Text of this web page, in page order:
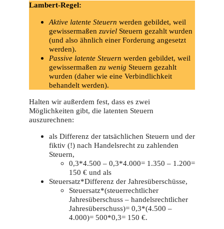
Lambert-Regel:
Aktive latente Steuern werden gebildet, weil
gewissermaßen zuviel Steuern gezahlt wurden
(und also ähnlich einer Forderung angesetzt
werden).
Passive latente Steuern werden gebildet, weil
gewissermaßen zu wenig Steuern gezahlt
wurden (daher wie eine Verbindlichkeit
behandelt werden).
Halten wir außerdem fest, dass es zwei
Möglichkeiten gibt, die latenten Steuern
auszurechnen:
als Differenz der tatsächlichen Steuern und der
fiktiv (!) nach Handelsrecht zu zahlenden
Steuern,
0,3*4.500 – 0,3*4.000= 1.350 – 1.200=
150 € und als
Steuersatz*Differenz der Jahresüberschüsse,
Steuersatz*(steuerrechtlicher
Jahresüberschuss – handelsrechtlicher
Jahresüberschuss)= 0,3*(4.500 –
4.000)= 500*0,3= 150 €.